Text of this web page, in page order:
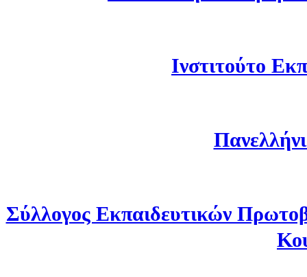
Ινστιτούτο
Σύλλογος Εκπαιδευτικών